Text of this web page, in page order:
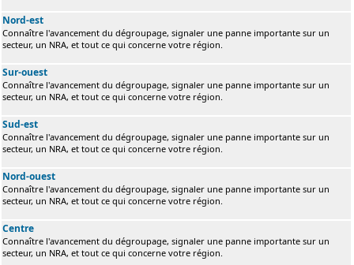
Nord-est
Connaître l'avancement du dégroupage, signaler une panne importante sur un
secteur, un NRA, et tout ce qui concerne votre région.
Sur-ouest
Connaître l'avancement du dégroupage, signaler une panne importante sur un
secteur, un NRA, et tout ce qui concerne votre région.
Sud-est
Connaître l'avancement du dégroupage, signaler une panne importante sur un
secteur, un NRA, et tout ce qui concerne votre région.
Nord-ouest
Connaître l'avancement du dégroupage, signaler une panne importante sur un
secteur, un NRA, et tout ce qui concerne votre région.
Centre
Connaître l'avancement du dégroupage, signaler une panne importante sur un
secteur, un NRA, et tout ce qui concerne votre région.